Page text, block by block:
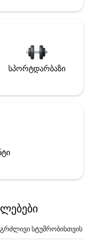
სპორტდარბაზი
სტუმრობისთვის